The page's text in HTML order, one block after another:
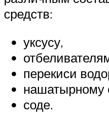
средств:
уксусу,
перекиси
нашатырному
соде.